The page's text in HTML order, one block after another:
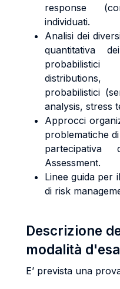
response
individuati.
Analisi dei
quantitativa
probabilistici
analysis, stress
Approcci
problematiche
Assessment.
Linee guida per
di risk
Descrizione
modalità
E’ prevista una